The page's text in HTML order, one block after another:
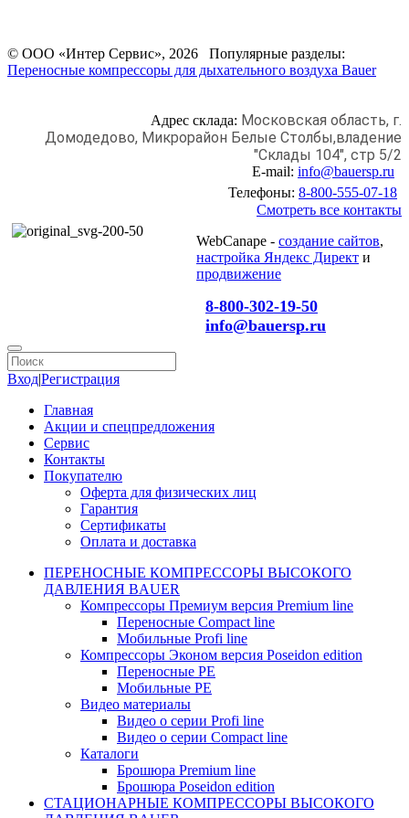
© ООО «Интер Сервис», 2026 Популярные разделы:
Переносные компрессоры для дыхательного воздуха Bauer
Адрес склада: Московская область, г.
Домодедово, Микрорайон Белые Столбы,владение
"Склады 104", стр 5/2
E-mail: info@bauersp.ru
Телефоны: 8-800-555-07-18
Смотреть все контакты
WebCanape - создание сайтов,
настройка Яндекс Директ и
продвижение
8-800-302-19-50
info@bauersp.ru
Вход|Регистрация
Главная
Акции и спецпредложения
Сервис
Контакты
Покупателю
Оферта для физических лиц
Гарантия
Сертификаты
Оплата и доставка
ПЕРЕНОСНЫЕ КОМПРЕССОРЫ ВЫСОКОГО
ДАВЛЕНИЯ BAUER
Компрессоры Премиум версия Premium line
Переносные Compact line
Мобильные Profi line
Компрессоры Эконом версия Poseidon edition
Переносные PE
Мобильные PE
Видео материалы
Видео о серии Profi line
Видео о серии Compact line
Каталоги
Брошюра Premium line
Брошюра Poseidon edition
СТАЦИОНАРНЫЕ КОМПРЕССОРЫ ВЫСОКОГО